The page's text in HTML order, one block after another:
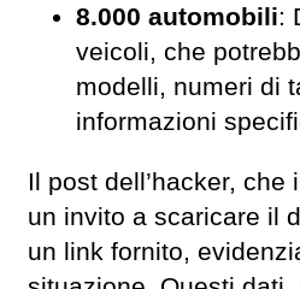
8.000 automobili:
veicoli, che
modelli, numeri di
informazioni
Il post dell’hacker, che
un invito a scaricare il
un link fornito,